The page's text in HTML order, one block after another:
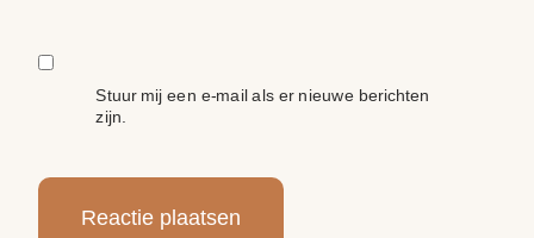
Stuur mij een e-mail als er nieuwe berichten
zijn.